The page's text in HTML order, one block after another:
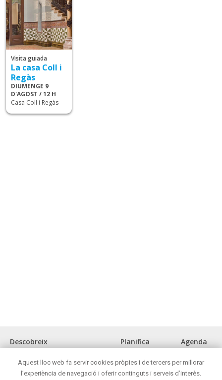
Visita guiada
La casa Coll i
Regàs
DIUMENGE 9
D'AGOST / 12 H
Casa Coll i Regàs
Descobreix
Museus i espais d'interès cultural
Front marítim
Planifica
Oficina de turisme
On menjar?
Agenda
Aquest lloc web fa servir cookies pròpies i de tercers per millorar
l’experiència de navegació i oferir continguts i serveis d’interès.